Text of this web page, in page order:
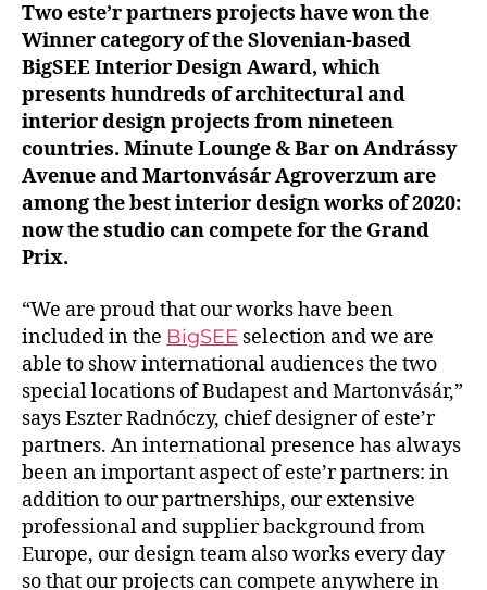
Two este’r partners projects have won the
Winner category of the Slovenian-based
BigSEE Interior Design Award, which
presents hundreds of architectural and
interior design projects from nineteen
countries. Minute Lounge & Bar on Andrássy
Avenue and Martonvásár Agroverzum are
among the best interior design works of 2020:
now the studio can compete for the Grand
Prix.
“We are proud that our works have been
included in the BigSEE selection and we are
able to show international audiences the two
special locations of Budapest and Martonvásár,”
says Eszter Radnóczy, chief designer of este’r
partners. An international presence has always
been an important aspect of este’r partners: in
addition to our partnerships, our extensive
professional and supplier background from
Europe, our design team also works every day
so that our projects can compete anywhere in